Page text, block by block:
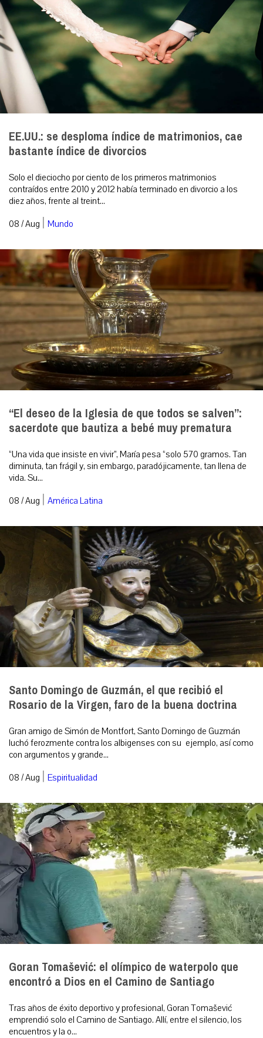
EE.UU.: se desploma índice de matrimonios, cae
bastante índice de divorcios
Solo el dieciocho por ciento de los primeros matrimonios
contraídos entre 2010 y 2012 había terminado en divorcio a los
diez años, frente al treint...
08 / Aug | Mundo
“El deseo de la Iglesia de que todos se salven”:
sacerdote que bautiza a bebé muy prematura
“Una vida que insiste en vivir”, María pesa “solo 570 gramos. Tan
diminuta, tan frágil y, sin embargo, paradójicamente, tan llena de
vida. Su...
08 / Aug | América Latina
Santo Domingo de Guzmán, el que recibió el
Rosario de la Virgen, faro de la buena doctrina
Gran amigo de Simón de Montfort, Santo Domingo de Guzmán
luchó ferozmente contra los albigenses con su ejemplo, así como
con argumentos y grande...
08 / Aug | Espiritualidad
Goran Tomašević: el olímpico de waterpolo que
encontró a Dios en el Camino de Santiago
Tras años de éxito deportivo y profesional, Goran Tomašević
emprendió solo el Camino de Santiago. Allí, entre el silencio, los
encuentros y la o...